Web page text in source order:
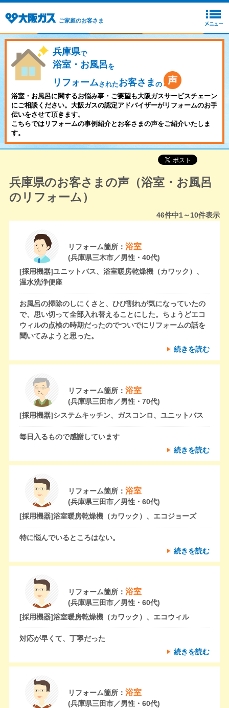
ご家庭のお客さま
兵庫県で
浴室・お風呂 を
リフォームされたお客さま の
浴室・お風呂に関するお悩み事・ご要望も大阪ガスサービスチェーン
にご相談ください。大阪ガスの認定アドバイザーがリフォームのお手
伝いをさせて頂きます。
こちらではリフォームの事例紹介とお客さまの声をご紹介いたしま
す。
兵庫県のお客さまの声（浴室・お風呂
のリフォーム）
46件中1～10件表示
リフォーム箇所： 浴室
(兵庫県三木市／男性・40代)
[採用機器]ユニットバス、浴室暖房乾燥機（カワック）、
温水洗浄便座
お風呂の掃除のしにくさと、ひび割れが気になっていたの
で、思い切って全部入れ替えることにした。ちょうどエコ
ウィルの点検の時期だったのでついでにリフォームの話を
聞いてみようと思った。
続きを読む
リフォーム箇所： 浴室
(兵庫県三田市／男性・70代)
[採用機器]システムキッチン、ガスコンロ、ユニットバス
毎日入るもので感謝しています
続きを読む
リフォーム箇所： 浴室
(兵庫県三田市／男性・60代)
[採用機器]浴室暖房乾燥機（カワック）、エコジョーズ
特に悩んでいるところはない。
続きを読む
リフォーム箇所： 浴室
(兵庫県三田市／男性・60代)
[採用機器]浴室暖房乾燥機（カワック）、エコウィル
対応が早くて、丁寧だった
続きを読む
リフォーム箇所： 浴室
(兵庫県三田市／男性・60代)